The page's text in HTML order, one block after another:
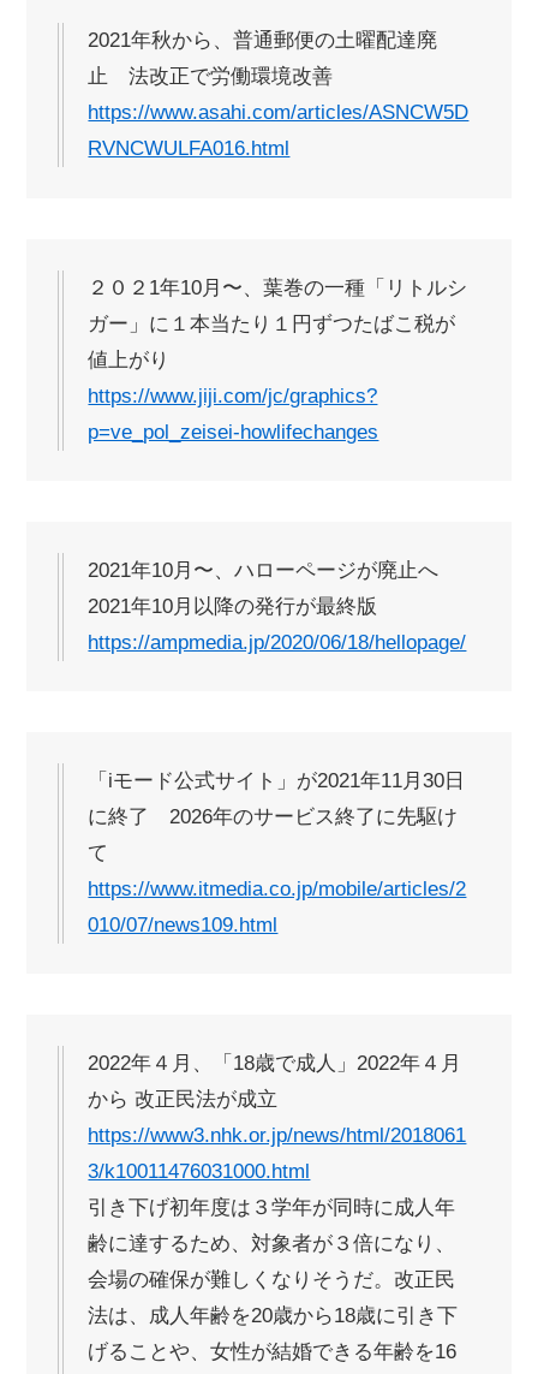
2021年秋から、普通郵便の土曜配達廃
止 法改正で労働環境改善
https://www.asahi.com/articles/ASNCW5D
RVNCWULFA016.html
２０２1年10月〜、葉巻の一種「リトルシ
ガー」に１本当たり１円ずつたばこ税が
値上がり
https://www.jiji.com/jc/graphics?
p=ve_pol_zeisei-howlifechanges
2021年10月〜、ハローページが廃止へ
2021年10月以降の発行が最終版
https://ampmedia.jp/2020/06/18/hellopage/
「iモード公式サイト」が2021年11月30日
に終了 2026年のサービス終了に先駆け
て
https://www.itmedia.co.jp/mobile/articles/2
010/07/news109.html
2022年４月、「18歳で成人」2022年４月
から 改正民法が成立
https://www3.nhk.or.jp/news/html/2018061
3/k10011476031000.html
引き下げ初年度は３学年が同時に成人年
齢に達するため、対象者が３倍になり、
会場の確保が難しくなりそうだ。改正民
法は、成人年齢を20歳から18歳に引き下
げることや、女性が結婚できる年齢を16